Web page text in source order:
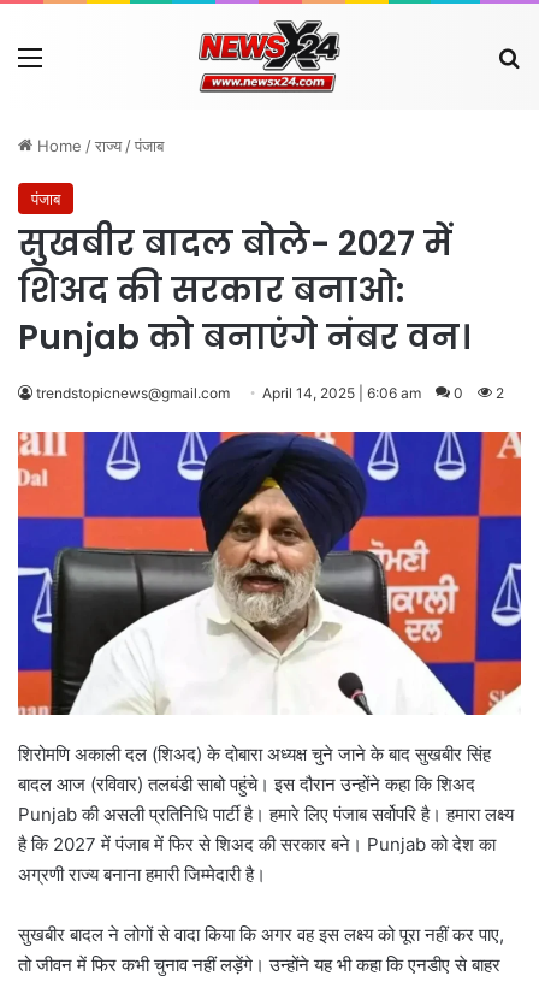
Menu
Home /राज्य /पंजाब
पंजाब
सुखबीर बादल बोले- 2027 में
शिअद की सरकार बनाओ:
Punjab को बनाएंगे नंबर वन।
trendstopicnews@gmail.com April 14, 2025 | 6:06 am 0 2
शिरोमणि अकाली दल (शिअद) के दोबारा अध्यक्ष चुने जाने के बाद सुखबीर सिंह
बादल आज (रविवार) तलबंडी साबो पहुंचे। इस दौरान उन्होंने कहा कि शिअद
Punjab की असली प्रतिनिधि पार्टी है। हमारे लिए पंजाब सर्वोपरि है। हमारा लक्ष्य
है कि 2027 में पंजाब में फिर से शिअद की सरकार बने। Punjab को देश का
अग्रणी राज्य बनाना हमारी जिम्मेदारी है।
सुखबीर बादल ने लोगों से वादा किया कि अगर वह इस लक्ष्य को पूरा नहीं कर पाए,
तो जीवन में फिर कभी चुनाव नहीं लड़ेंगे। उन्होंने यह भी कहा कि एनडीए से बाहर